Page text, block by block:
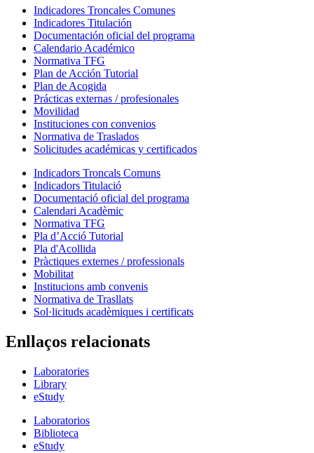
Indicadores Troncales Comunes
Indicadores Titulación
Documentación oficial del programa
Calendario Académico
Normativa TFG
Plan de Acción Tutorial
Plan de Acogida
Prácticas externas / profesionales
Movilidad
Instituciones con convenios
Normativa de Traslados
Solicitudes académicas y certificados
Indicadors Troncals Comuns
Indicadors Titulació
Documentació oficial del programa
Calendari Acadèmic
Normativa TFG
Pla d’Acció Tutorial
Pla d'Acollida
Pràctiques externes / professionals
Mobilitat
Institucions amb convenis
Normativa de Trasllats
Sol·licituds acadèmiques i certificats
Enllaços relacionats
Laboratories
Library
eStudy
Laboratorios
Biblioteca
eStudy